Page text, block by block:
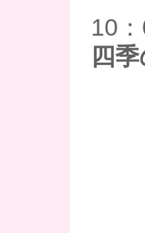
10
四